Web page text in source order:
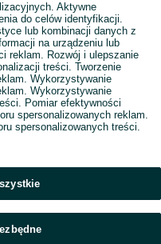
Aktywne
do celów identyfikacji.
lub kombinacji danych z
na urządzeniu lub
reklam. Rozwój i ulepszanie
treści. Tworzenie
Wykorzystywanie
Wykorzystywanie
Pomiar efektywności
spersonalizowanych reklam.
spersonalizowanych treści.